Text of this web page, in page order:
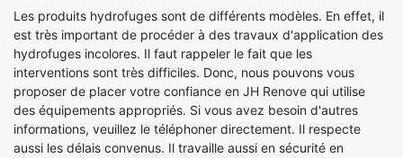
Les produits hydrofuges sont de différents modèles. En effet, il
est très important de procéder à des travaux d'application des
hydrofuges incolores. Il faut rappeler le fait que les
interventions sont très difficiles. Donc, nous pouvons vous
proposer de placer votre confiance en JH Renove qui utilise
des équipements appropriés. Si vous avez besoin d'autres
informations, veuillez le téléphoner directement. Il respecte
aussi les délais convenus. Il travaille aussi en sécurité en